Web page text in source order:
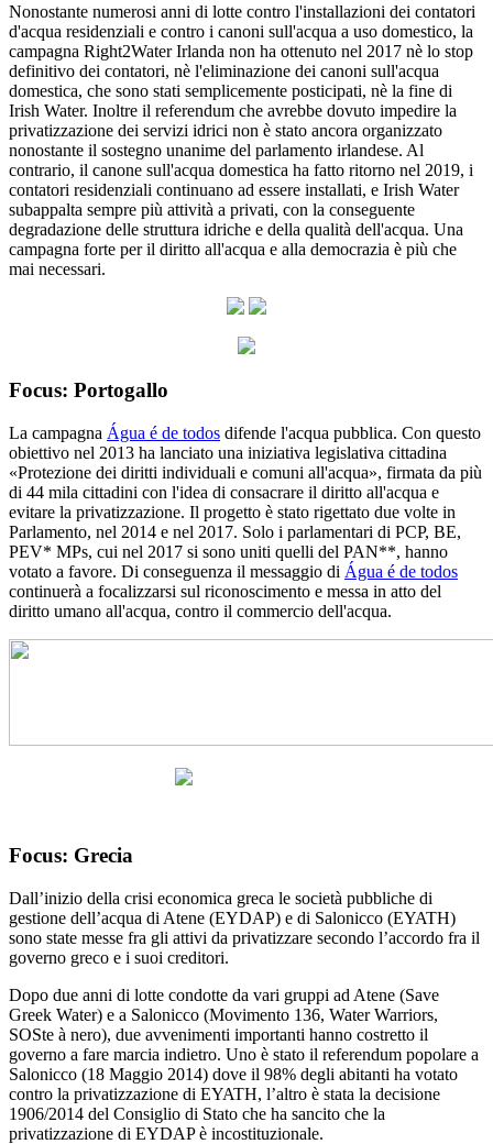
Nonostante numerosi anni di lotte contro l'installazioni dei contatori
d'acqua residenziali e contro i canoni sull'acqua a uso domestico, la
campagna Right2Water Irlanda non ha ottenuto nel 2017 nè lo stop
definitivo dei contatori, nè l'eliminazione dei canoni sull'acqua
domestica, che sono stati semplicemente posticipati, nè la fine di
Irish Water. Inoltre il referendum che avrebbe dovuto impedire la
privatizzazione dei servizi idrici non è stato ancora organizzato
nonostante il sostegno unanime del parlamento irlandese. Al
contrario, il canone sull'acqua domestica ha fatto ritorno nel 2019, i
contatori residenziali continuano ad essere installati, e Irish Water
subappalta sempre più attività a privati, con la conseguente
degradazione delle struttura idriche e della qualità dell'acqua. Una
campagna forte per il diritto all'acqua e alla democrazia è più che
mai necessari.
Focus: Portogallo
La campagna Água é de todos difende l'acqua pubblica. Con questo
obiettivo nel 2013 ha lanciato una iniziativa legislativa cittadina
«Protezione dei diritti individuali e comuni all'acqua», firmata da più
di 44 mila cittadini con l'idea di consacrare il diritto all'acqua e
evitare la privatizzazione. Il progetto è stato rigettato due volte in
Parlamento, nel 2014 e nel 2017. Solo i parlamentari di PCP, BE,
PEV* MPs, cui nel 2017 si sono uniti quelli del PAN**, hanno
votato a favore. Di conseguenza il messaggio di Água é de todos
continuerà a focalizzarsi sul riconoscimento e messa in atto del
diritto umano all'acqua, contro il commercio dell'acqua.
Focus: Grecia
Dall’inizio della crisi economica greca le società pubbliche di
gestione dell’acqua di Atene (EYDAP) e di Salonicco (EYATH)
sono state messe fra gli attivi da privatizzare secondo l’accordo fra il
governo greco e i suoi creditori.
Dopo due anni di lotte condotte da vari gruppi ad Atene (Save
Greek Water) e a Salonicco (Movimento 136, Water Warriors,
SOSte à nero), due avvenimenti importanti hanno costretto il
governo a fare marcia indietro. Uno è stato il referendum popolare a
Salonicco (18 Maggio 2014) dove il 98% degli abitanti ha votato
contro la privatizzazione di EYATH, l’altro è stata la decisione
1906/2014 del Consiglio di Stato che ha sancito che la
privatizzazione di EYDAP è incostituzionale.